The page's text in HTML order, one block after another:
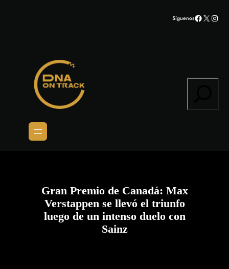
SíguenosFacebook
X
Gran Premio de Canadá: Max
Verstappen se llevó el triunfo
luego de un intenso duelo con
Sainz